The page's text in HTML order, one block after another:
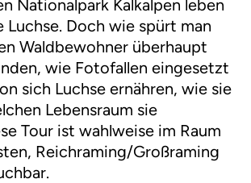
Nationalpark Kalkalpen leben
Luchse. Doch wie spürt man
Waldbewohner überhaupt
wie Fotofallen eingesetzt
sich Luchse ernähren, wie sie
Lebensraum sie
Tour ist wahlweise im Raum
Reichraming/Großraming